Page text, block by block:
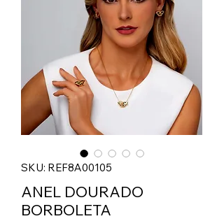
SKU: REF8A00105
ANEL DOURADO
BORBOLETA